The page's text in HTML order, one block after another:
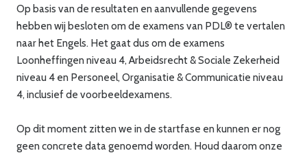
Op basis van de resultaten en aanvullende gegevens
hebben wij besloten om de examens van PDL® te vertalen
naar het Engels. Het gaat dus om de examens
Loonheffingen niveau 4, Arbeidsrecht & Sociale Zekerheid
niveau 4 en Personeel, Organisatie & Communicatie niveau
4, inclusief de voorbeeldexamens.
Op dit moment zitten we in de startfase en kunnen er nog
geen concrete data genoemd worden. Houd daarom onze